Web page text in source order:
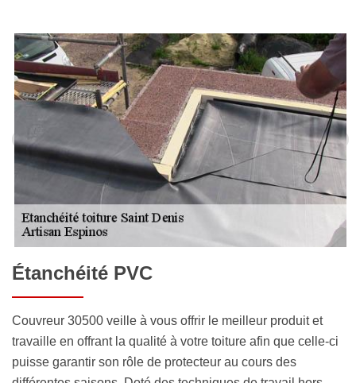
Étanchéité PVC
Couvreur 30500 veille à vous offrir le meilleur produit et
travaille en offrant la qualité à votre toiture afin que celle-ci
puisse garantir son rôle de protecteur au cours des